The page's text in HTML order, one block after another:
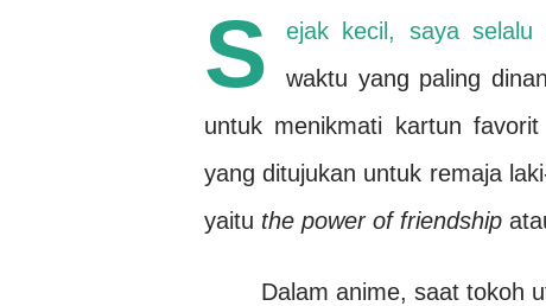
S
ejak kecil, saya selalu
waktu yang paling
untuk menikmati kartun
yang ditujukan untuk remaja
yaitu the power of friendship
Dalam anime, saat tokoh